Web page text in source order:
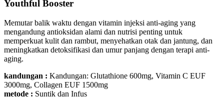
Youthful Booster
Memutar balik waktu dengan vitamin injeksi anti-aging yang
mengandung antioksidan alami dan nutrisi penting untuk
memperkuat kulit dan rambut, menyehatkan otak dan jantung, dan
meningkatkan detoksifikasi dan umur panjang dengan terapi anti-
aging.
kandungan : Kandungan: Glutathione 600mg, Vitamin C EUF
3000mg, Collagen EUF 1500mg
metode : Suntik dan Infus